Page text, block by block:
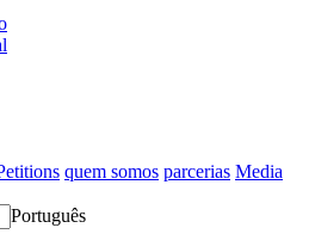
quem somos parcerias Media
Português